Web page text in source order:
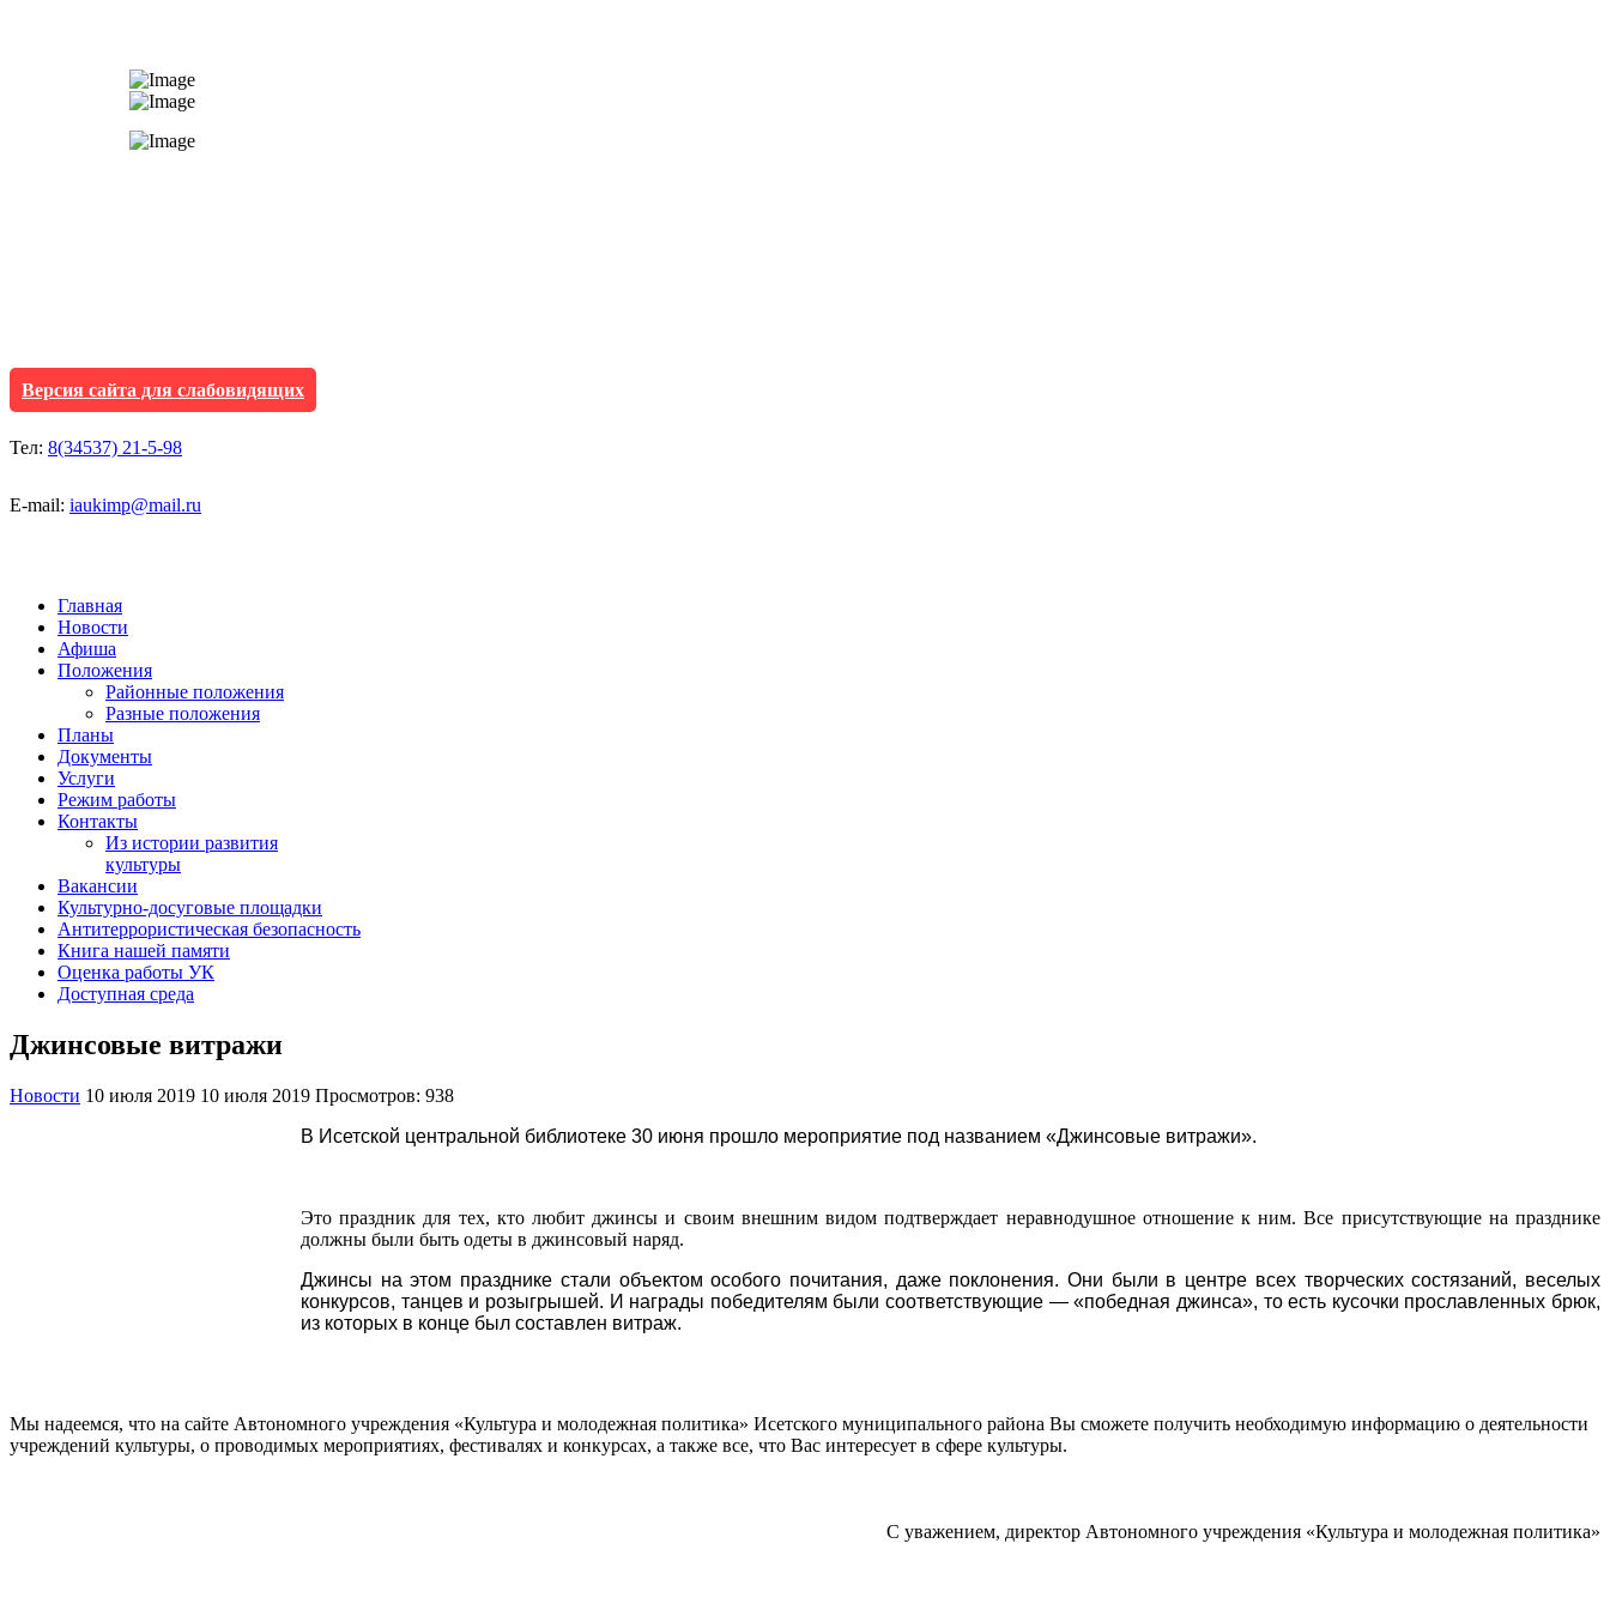
Версия сайта для слабовидящих
Тел: 8(34537) 21-5-98
E-mail: iaukimp@mail.ru
Главная
Новости
Афиша
Положения
Районные положения
Разные положения
Планы
Документы
Услуги
Режим работы
Контакты
Из истории развития
культуры
Вакансии
Культурно-досуговые площадки
Антитеррористическая безопасность
Книга нашей памяти
Оценка работы УК
Доступная среда
Джинсовые витражи
Новости 10 июля 2019 10 июля 2019 Просмотров: 938
В Исетской центральной библиотеке 30 июня прошло мероприятие под названием «Джинсовые витражи».
Это праздник для тех, кто любит джинсы и своим внешним видом подтверждает неравнодушное отношение к ним. Все присутствующие на празднике
должны были быть одеты в джинсовый наряд.
Джинсы на этом празднике стали объектом особого почитания, даже поклонения. Они были в центре всех творческих состязаний, веселых
конкурсов, танцев и розыгрышей. И награды победителям были соответствующие — «победная джинса», то есть кусочки прославленных брюк,
из которых в конце был составлен витраж.
Мы надеемся, что на сайте Автономного учреждения «Культура и молодежная политика» Исетского муниципального района Вы сможете получить необходимую информацию о деятельности
учреждений культуры, о проводимых мероприятиях, фестивалях и конкурсах, а также все, что Вас интересует в сфере культуры.
С уважением, директор Автономного учреждения «Культура и молодежная политика»